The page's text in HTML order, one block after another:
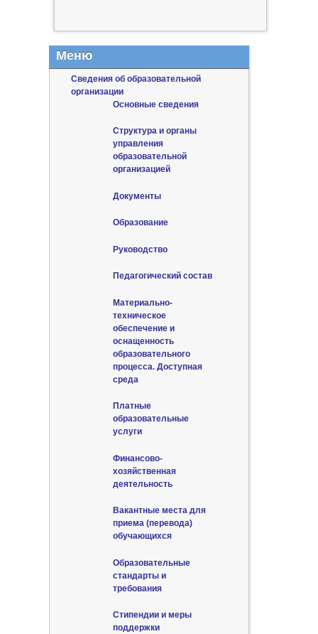
Меню
Сведения об образовательной
организации
Основные сведения
Структура и органы
управления
образовательной
организацией
Документы
Образование
Руководство
Педагогический состав
Материально-
техническое
обеспечение и
оснащенность
образовательного
процесса. Доступная
среда
Платные
образовательные
услуги
Финансово-
хозяйственная
деятельность
Вакантные места для
приема (перевода)
обучающихся
Образовательные
стандарты и
требования
Стипендии и меры
поддержки